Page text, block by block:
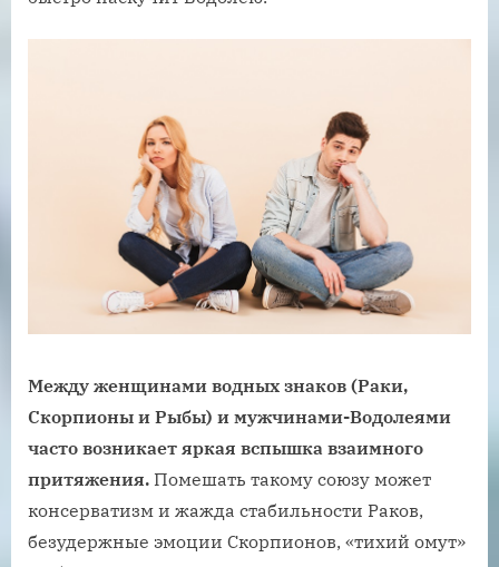
Между женщинами водных знаков (Раки,
Скорпионы и Рыбы) и мужчинами-Водолеями
часто возникает яркая вспышка взаимного
притяжения. Помешать такому союзу может
консерватизм и жажда стабильности Раков,
безудержные эмоции Скорпионов, «тихий омут»